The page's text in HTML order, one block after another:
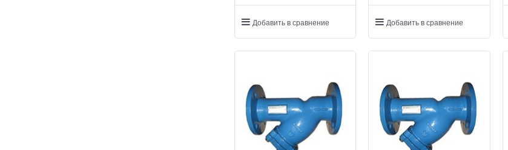
Добавить в сравнение Добавить в сравнение